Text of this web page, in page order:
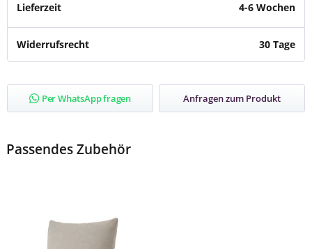
Lieferzeit 4-6 Wochen
Widerrufsrecht 30 Tage
Per WhatsApp fragen Anfragen zum Produkt
Passendes Zubehör